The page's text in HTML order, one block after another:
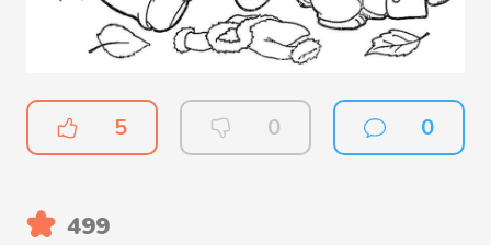
5 0 0
499